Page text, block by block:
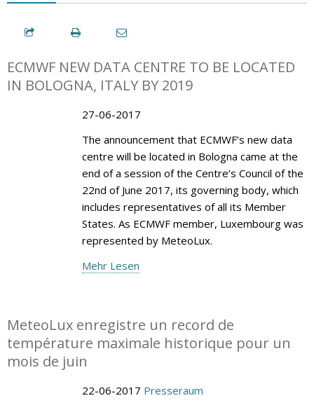
ECMWF NEW DATA CENTRE TO BE LOCATED
IN BOLOGNA, ITALY BY 2019
27-06-2017
The announcement that ECMWF’s new data
centre will be located in Bologna came at the
end of a session of the Centre’s Council of the
22nd of June 2017, its governing body, which
includes representatives of all its Member
States. As ECMWF member, Luxembourg was
represented by MeteoLux.
Mehr Lesen
MeteoLux enregistre un record de
température maximale historique pour un
mois de juin
22-06-2017 Presseraum